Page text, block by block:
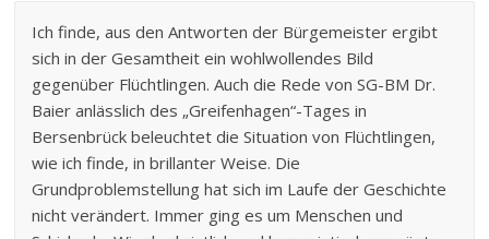
Ich finde, aus den Antworten der Bürgemeister ergibt
sich in der Gesamtheit ein wohlwollendes Bild
gegenüber Flüchtlingen. Auch die Rede von SG-BM Dr.
Baier anlässlich des „Greifenhagen“-Tages in
Bersenbrück beleuchtet die Situation von Flüchtlingen,
wie ich finde, in brillanter Weise. Die
Grundproblemstellung hat sich im Laufe der Geschichte
nicht verändert. Immer ging es um Menschen und